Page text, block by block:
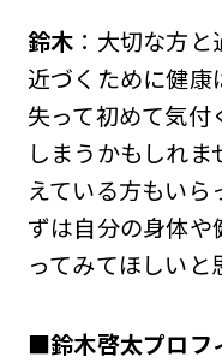
鈴木 ：大切な方
近づくために健康
失って初めて気付
しまうかもしれ
えている方もい
ずは自分の身体
ってみてほしいと
■鈴木啓太プロ